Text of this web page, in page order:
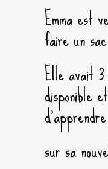
Emma est
faire un
Elle avait
disponible
sur sa